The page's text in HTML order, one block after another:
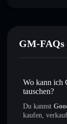
GM-FAQs
Wo kann ich
tauschen?
Du kannst
kaufen,